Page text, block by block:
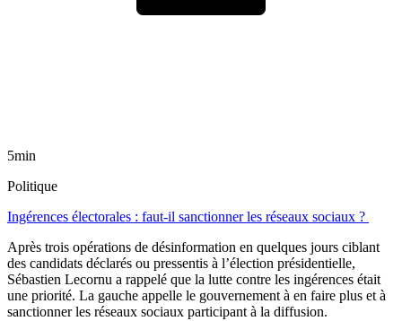
5min
Politique
Ingérences électorales : faut-il sanctionner les réseaux sociaux ?
Après trois opérations de désinformation en quelques jours ciblant
des candidats déclarés ou pressentis à l’élection présidentielle,
Sébastien Lecornu a rappelé que la lutte contre les ingérences était
une priorité. La gauche appelle le gouvernement à en faire plus et à
sanctionner les réseaux sociaux participant à la diffusion.